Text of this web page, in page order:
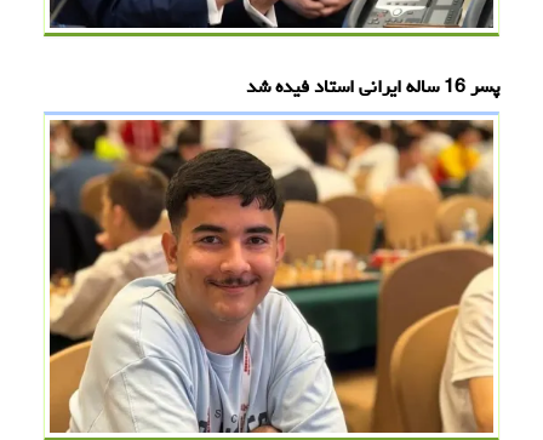
پسر 16 ساله ایرانی استاد فیده شد